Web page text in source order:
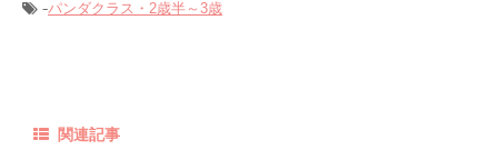
-パンダクラス・2歳半～3歳
関連記事